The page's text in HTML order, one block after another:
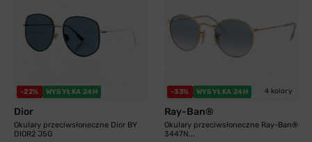
-22% WYSYŁKA 24H
Dior
Okulary przeciwsłoneczne Dior BY
DIOR2 J5G
-33% WYSYŁKA 24H 4 kolory
Ray-Ban®
Okulary przeciwsłoneczne Ray-Ban®
3447N...